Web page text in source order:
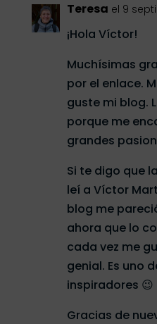
Teresa el 9
¡Hola Víctor!
Muchísimas
por el enlace.
guste mi blog.
porque me
grandes
Si te digo que
leí a Víctor
blog me
ahora que lo
cada vez me
genial. Es uno
inspiradores 😉
Gracias de